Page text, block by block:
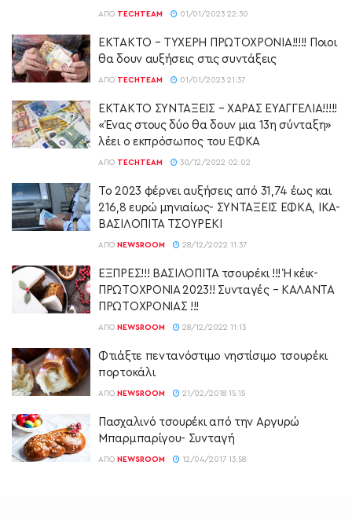
ΑΠΌ TECHTEAM 01/01/2023 22:30
ΕΚΤΑΚΤΟ – ΤΥΧΕΡΗ ΠΡΩΤΟΧΡΟΝΙΑ!!!!! Ποιοι
θα δουν αυξήσεις στις συντάξεις
ΑΠΌ TECHTEAM 01/01/2023 21:37
ΕΚΤΑΚΤΟ ΣΥΝΤΑΞΕΙΣ – ΧΑΡΑΣ ΕΥΑΓΓΕΛΙΑ!!!!!
«Ένας στους δύο θα δουν μια 13η σύνταξη»
λέει ο εκπρόσωπος του ΕΦΚΑ
ΑΠΌ TECHTEAM 30/12/2022 02:02
Το 2023 φέρνει αυξήσεις από 31,74 έως και
216,8 ευρώ μηνιαίως- ΣΥΝΤΑΞΕΙΣ ΕΦΚΑ, ΙΚΑ-
ΒΑΣΙΛΟΠΙΤΑ ΤΣΟΥΡΕΚΙ
ΑΠΌ NEWSROOM 28/12/2022 11:37
ΕΞΠΡΕΣ!!! ΒΑΣΙΛΟΠΙΤΑ τσουρέκι !!! Ή κέικ-
ΠΡΩΤΟΧΡΟΝΙΑ 2023!! Συνταγές – ΚΑΛΑΝΤΑ
ΠΡΩΤΟΧΡΟΝΙΑΣ !!!
ΑΠΌ NEWSROOM 28/12/2022 11:13
Φτιάξτε πεντανόστιμο νηστίσιμο τσουρέκι
πορτοκάλι
ΑΠΌ NEWSROOM 21/02/2018 15:15
Πασχαλινό τσουρέκι από την Αργυρώ
Μπαρμπαρίγου- Συνταγή
ΑΠΌ NEWSROOM 12/04/2017 13:58